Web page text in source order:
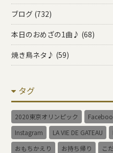
ブログ (732)
本日のおめざの1曲♪ (68)
焼き鳥ネタ♪ (59)
タグ
2020東京オリンピック
Instagram
LA VIE DE GATEAU
おもちかえり
お持ち帰り こ